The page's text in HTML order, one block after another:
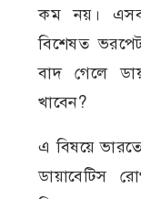
কম নয়।
বিশেষত
বাদ গেলে
খাবেন?
এ বিষয়ে
ডায়াবেটিস